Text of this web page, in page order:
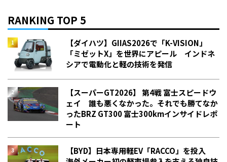
RANKING TOP 5
【ダイハツ】GIIAS2026で「K-VISION」
「ミゼットX」を世界にアピール インドネ
シアで電動化と軽の技術を発信
【スーパーGT2026】 第4戦 富士スピードウ
ェイ 誰も悪くなかった。それでも勝てなか
った――BRZ GT300 富士300kmインサイドレポ
ート
【BYD】日本専用軽EV「RACCO」を投入